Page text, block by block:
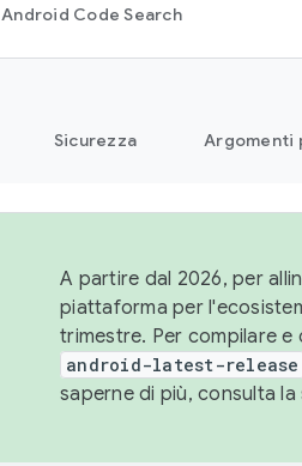
Android Code Search
Sicurezza Argomenti
A partire dal 2026, per
piattaforma per
trimestre. Per compilare e
android-latest-release
saperne di più, consulta la